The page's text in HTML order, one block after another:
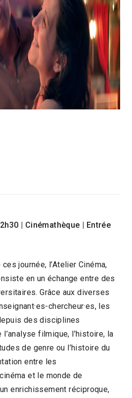
Cinémathèque
Entrée
journée, l’Atelier Cinéma,
en un échange entre des
Grâce aux diverses
chercheur·es, les
des disciplines
filmique, l’histoire, la
de genre ou l’histoire du
entre les
et le monde de
enrichissement réciproque,